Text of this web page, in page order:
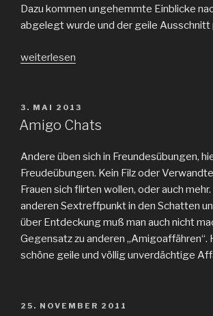
Dazu kommen ungehemmte Einblicke
abgelegt wurde und der geile Ausschnitt
„geiler
Anfang
von
weiterlesen
VERÖFFENTLICHT
AM
3. MAI 2013
Amigo Chats
Andere üben sich in Freundesübungen,
Freudeübungen. Kein Filz oder
Frauen sich flirten wollen, oder auch
anderen Sextreffpunkt in den Schatten
über Entdeckung muß man auch nicht
Gegensatz zu anderen „Amigoaffähren“.
schöne geile und völlig unverdächtige
VERÖFFENTLICHT
25. NOVEMBER 2011